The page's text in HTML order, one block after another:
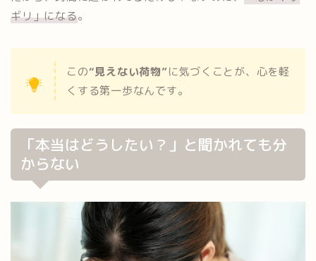
ギリ」になる。
この“見えない荷物”に気づくことが、心を軽
くする第一歩なんです。
「本当はどうしたい？」と聞かれても分
からない